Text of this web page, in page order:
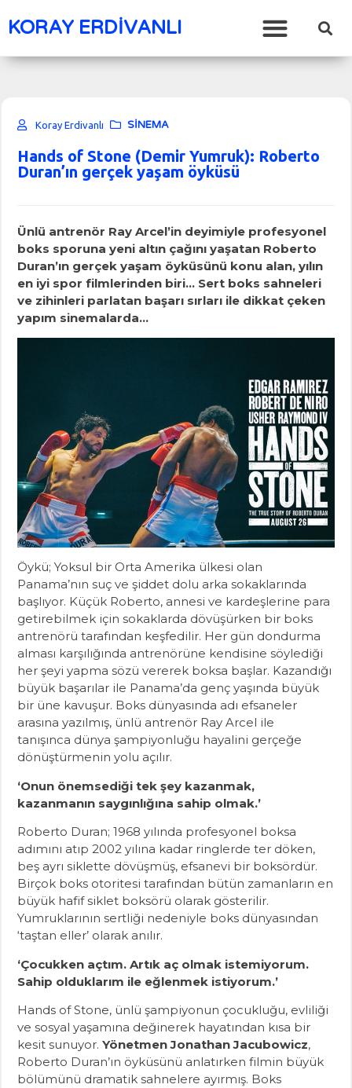
KORAY ERDİVANLI
Koray Erdivanlı SİNEMA
Hands of Stone (Demir Yumruk): Roberto
Duran’ın gerçek yaşam öyküsü
Ünlü antrenör Ray Arcel’in deyimiyle profesyonel
boks sporuna yeni altın çağını yaşatan Roberto
Duran’ın gerçek yaşam öyküsünü konu alan, yılın
en iyi spor filmlerinden biri… Sert boks sahneleri
ve zihinleri parlatan başarı sırları ile dikkat çeken
yapım sinemalarda…
Öykü; Yoksul bir Orta Amerika ülkesi olan
Panama’nın suç ve şiddet dolu arka sokaklarında
başlıyor. Küçük Roberto, annesi ve kardeşlerine para
getirebilmek için sokaklarda dövüşürken bir boks
antrenörü tarafından keşfedilir. Her gün dondurma
alması karşılığında antrenörüne kendisine söylediği
her şeyi yapma sözü vererek boksa başlar. Kazandığı
büyük başarılar ile Panama’da genç yaşında büyük
bir üne kavuşur. Boks dünyasında adı efsaneler
arasına yazılmış, ünlü antrenör Ray Arcel ile
tanışınca dünya şampiyonluğu hayalini gerçeğe
dönüştürmenin yolu açılır.
‘Onun önemsediği tek şey kazanmak,
kazanmanın saygınlığına sahip olmak.’
Roberto Duran; 1968 yılında profesyonel boksa
adımını atıp 2002 yılına kadar ringlerde ter döken,
beş ayrı siklette dövüşmüş, efsanevi bir boksördür.
Birçok boks otoritesi tarafından bütün zamanların en
büyük hafif siklet boksörü olarak gösterilir.
Yumruklarının sertliği nedeniyle boks dünyasından
‘taştan eller’ olarak anılır.
‘Çocukken açtım. Artık aç olmak istemiyorum.
Sahip olduklarım ile eğlenmek istiyorum.’
Hands of Stone, ünlü şampiyonun çocukluğu, evliliği
ve sosyal yaşamına değinerek hayatından kısa bir
kesit sunuyor. Yönetmen Jonathan Jacubowicz,
Roberto Duran’ın öyküsünü anlatırken filmin büyük
bölümünü dramatik sahnelere ayırmış. Boks